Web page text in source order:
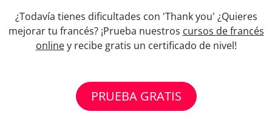
¿Todavía tienes dificultades con 'Thank you' ¿Quieres
mejorar tu francés? ¡Prueba nuestros cursos de francés
onliney recibe gratis un certificado de nivel!
PRUEBA GRATIS